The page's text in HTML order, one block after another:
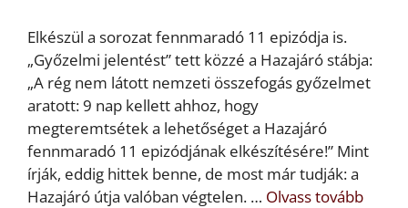
Elkészül a sorozat fennmaradó 11 epizódja is.
„Győzelmi jelentést” tett közzé a Hazajáró stábja:
„A rég nem látott nemzeti összefogás győzelmet
aratott: 9 nap kellett ahhoz, hogy
megteremtsétek a lehetőséget a Hazajáró
fennmaradó 11 epizódjának elkészítésére!” Mint
írják, eddig hittek benne, de most már tudják: a
Hazajáró útja valóban végtelen. … Olvass tovább